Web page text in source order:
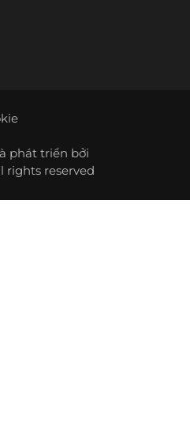
phát triển bởi
rights reserved